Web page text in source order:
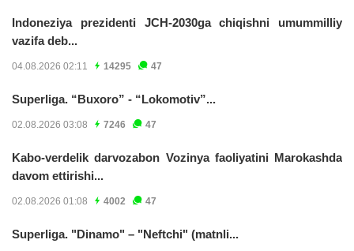
Indoneziya prezidenti JCH-2030ga chiqishni umummilliy
vazifa deb...
04.08.2026 02:11 14295 47
Superliga. “Buxoro” - “Lokomotiv”...
02.08.2026 03:08 7246 47
Kabo-verdelik darvozabon Vozinya faoliyatini Marokashda
davom ettirishi...
02.08.2026 01:08 4002 47
Superliga. "Dinamo" – "Neftchi" (matnli...